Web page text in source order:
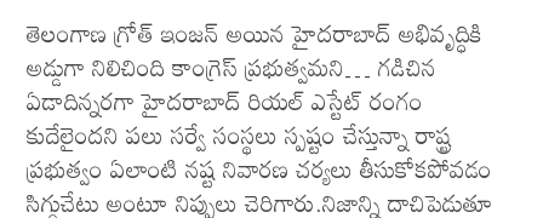
తెలంగాణ గ్రోత్ ఇంజన్ అయిన హైదరాబాద్ అభివృద్ధికి
అడ్డుగా నిలిచింది కాంగ్రెస్ ప్రభుత్వమని… గడిచిన
ఏడాదిన్నరగా హైదరాబాద్ రియల్ ఎస్టేట్ రంగం
కుదేలైందని పలు సర్వే సంస్థలు స్పష్టం చేస్తున్నా రాష్ట్ర
ప్రభుత్వం ఏలాంటి నష్ట నివారణ చర్యలు తీసుకోకపోవడం
సిగ్గుచేటు అంటూ నిప్పులు చెరిగారు.నిజాన్ని దాచిపెడుతూ